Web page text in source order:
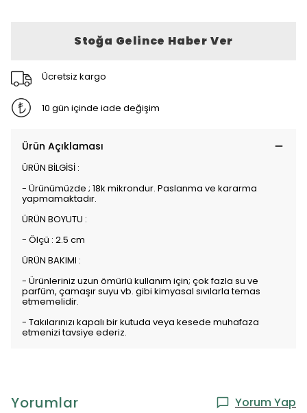
Stoğa Gelince Haber Ver
Ücretsiz kargo
10 gün içinde iade değişim
Ürün Açıklaması
ÜRÜN BİLGİSİ :
- Ürünümüzde ; 18k mikrondur. Paslanma ve kararma
yapmamaktadır.
ÜRÜN BOYUTU :
- Ölçü : 2.5 cm
ÜRÜN BAKIMI :
- Ürünleriniz uzun ömürlü kullanım için; çok fazla su ve
parfüm, çamaşır suyu vb. gibi kimyasal sıvılarla temas
etmemelidir.
- Takılarınızı kapalı bir kutuda veya kesede muhafaza
etmenizi tavsiye ederiz.
Yorumlar Yorum Yap